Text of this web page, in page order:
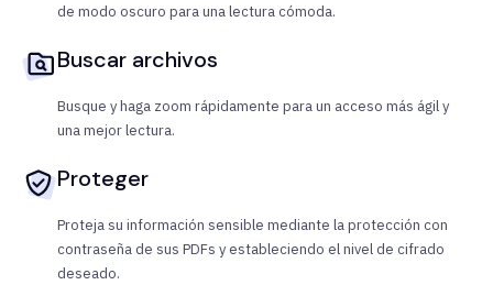
de modo oscuro para una lectura cómoda.
Buscar archivos
Busque y haga zoom rápidamente para un acceso más ágil y
una mejor lectura.
Proteger
Proteja su información sensible mediante la protección con
contraseña de sus PDFs y estableciendo el nivel de cifrado
deseado.